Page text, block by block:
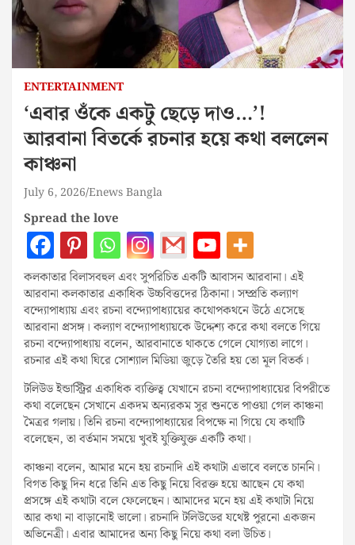
ENTERTAINMENT
‘এবার ওঁকে একটু ছেড়ে দাও…’!
আরবানা বিতর্কে রচনার হয়ে কথা বললেন
কাঞ্চনা
July 6, 2026 Enews Bangla
Spread the love
কলকাতার বিলাসবহুল এবং সুপরিচিত একটি আবাসন আরবানা। এই
আরবানা কলকাতার একাধিক উচ্চবিত্তদের ঠিকানা। সম্প্রতি কল্যাণ
বন্দ্যোপাধ্যায় এবং রচনা বন্দ্যোপাধ্যায়ের কথোপকথনে উঠে এসেছে
আরবানা প্রসঙ্গ। কল্যাণ বন্দ্যোপাধ্যায়কে উদ্দেশ্য করে কথা বলতে গিয়ে
রচনা বন্দ্যোপাধ্যায় বলেন, আরবানাতে থাকতে গেলে যোগ্যতা লাগে।
রচনার এই কথা ঘিরে সোশ্যাল মিডিয়া জুড়ে তৈরি হয় তো মূল বিতর্ক।
টলিউড ইন্ডাস্ট্রির একাধিক ব্যক্তিত্ব যেখানে রচনা বন্দ্যোপাধ্যায়ের বিপরীতে
কথা বলেছেন সেখানে একদম অন্যরকম সুর শুনতে পাওয়া গেল কাঞ্চনা
মৈত্রর গলায়। তিনি রচনা বন্দ্যোপাধ্যায়ের বিপক্ষে না গিয়ে যে কথাটি
বলেছেন, তা বর্তমান সময়ে খুবই যুক্তিযুক্ত একটি কথা।
কাঞ্চনা বলেন, আমার মনে হয় রচনাদি এই কথাটা এভাবে বলতে চাননি।
বিগত কিছু দিন ধরে তিনি এত কিছু নিয়ে বিরক্ত হয়ে আছেন যে কথা
প্রসঙ্গে এই কথাটা বলে ফেলেছেন। আমাদের মনে হয় এই কথাটা নিয়ে
আর কথা না বাড়ানোই ভালো। রচনাদি টলিউডের যথেষ্ট পুরনো একজন
অভিনেত্রী। এবার আমাদের অন্য কিছু নিয়ে কথা বলা উচিত।